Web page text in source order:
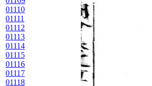
01110
01111
01112
01113
01114
01115
01116
01117
01118